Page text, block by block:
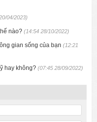
04/2023)
nào?(14:54 28/10/2022)
gian sống của bạn(12:21
hay không?(07:45 28/09/2022)